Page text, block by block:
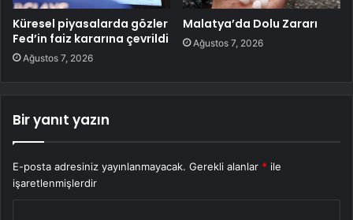
Küresel piyasalarda gözler
Fed’in faiz kararına çevrildi
Ağustos 7, 2026
Malatya’da Dolu Zararı
Ağustos 7, 2026
Bir yanıt yazın
E-posta adresiniz yayınlanmayacak. Gerekli alanlar * ile
işaretlenmişlerdir